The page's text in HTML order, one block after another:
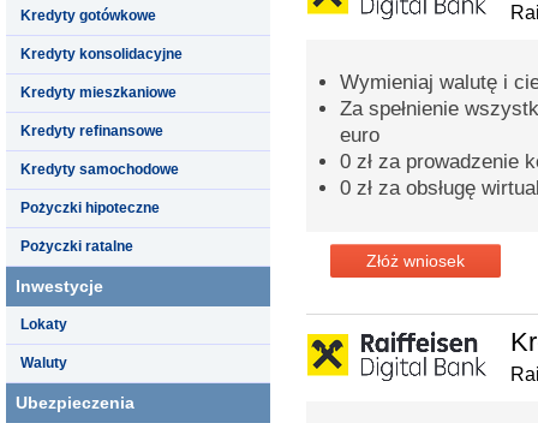
Kredyty gotówkowe
Kredyty konsolidacyjne
Kredyty mieszkaniowe
Kredyty refinansowe
Kredyty samochodowe
Pożyczki hipoteczne
Pożyczki ratalne
Inwestycje
Lokaty
Waluty
Ubezpieczenia
Wymieniaj walutę i
Za spełnienie
euro
0 zł za prowadzenie
0 zł za obsługę
Złóż wniosek